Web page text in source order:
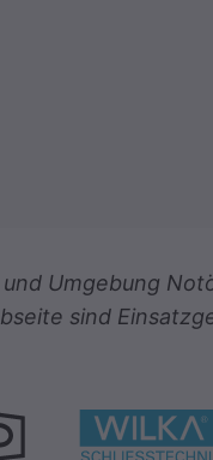
Umgebung
sind